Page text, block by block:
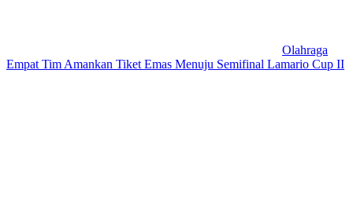
Olahraga
Empat Tim Amankan Tiket Emas Menuju Semifinal Lamario Cup II